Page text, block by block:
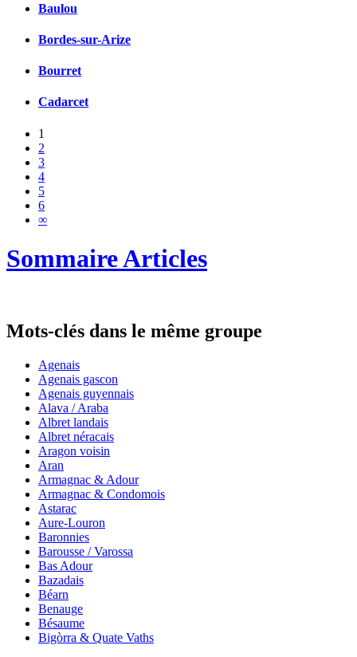
Baulou
Bordes-sur-Arize
Bourret
Cadarcet
1
2
3
4
5
6
∞
Sommaire Articles
Mots-clés dans le même groupe
Agenais
Agenais gascon
Agenais guyennais
Alava / Araba
Albret landais
Albret néracais
Aragon voisin
Aran
Armagnac & Adour
Armagnac & Condomois
Astarac
Aure-Louron
Baronnies
Barousse / Varossa
Bas Adour
Bazadais
Béarn
Benauge
Bésaume
Bigòrra & Quate Vaths